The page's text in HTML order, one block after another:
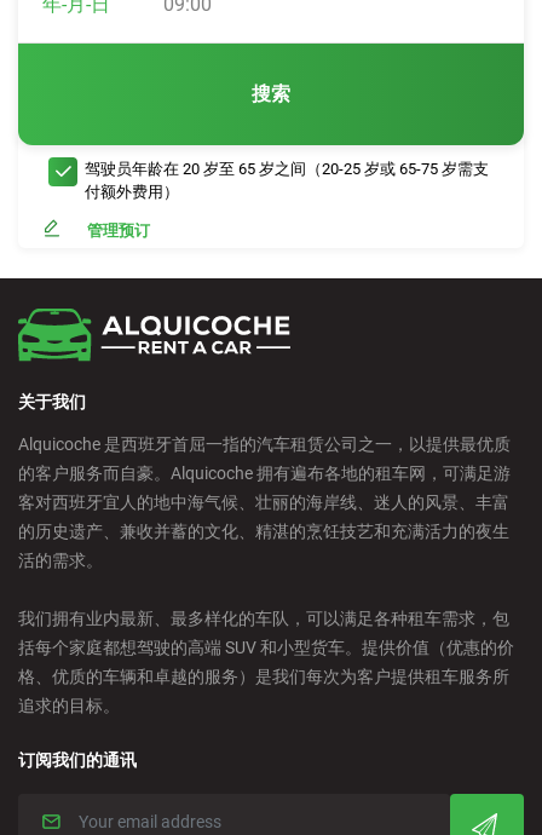
搜索
驾驶员年龄在 20 岁至 65 岁之间（20-25 岁或 65-75 岁需支
付额外费用）
管理预订
关于我们
Alquicoche 是西班牙首屈一指的汽车租赁公司之一，以提供最优质
的客户服务而自豪。Alquicoche 拥有遍布各地的租车网，可满足游
客对西班牙宜人的地中海气候、壮丽的海岸线、迷人的风景、丰富
的历史遗产、兼收并蓄的文化、精湛的烹饪技艺和充满活力的夜生
活的需求。
我们拥有业内最新、最多样化的车队，可以满足各种租车需求，包
括每个家庭都想驾驶的高端 SUV 和小型货车。提供价值（优惠的价
格、优质的车辆和卓越的服务）是我们每次为客户提供租车服务所
追求的目标。
订阅我们的通讯